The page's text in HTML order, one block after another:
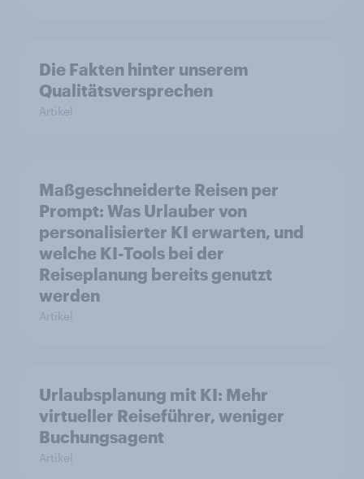
Die Fakten hinter unserem
Qualitätsversprechen
Artikel
Maßgeschneiderte Reisen per
Prompt: Was Urlauber von
personalisierter KI erwarten, und
welche KI-Tools bei der
Reiseplanung bereits genutzt
werden
Artikel
Urlaubsplanung mit KI: Mehr
virtueller Reiseführer, weniger
Buchungsagent
Artikel